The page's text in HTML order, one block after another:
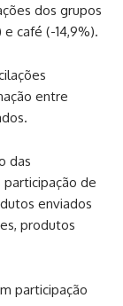
dos grupos
café (-14,9%).
entre
das
de
enviados
produtos
participação